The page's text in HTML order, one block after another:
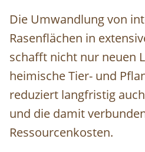
Die Umwandlung von
Rasenflächen in
schafft nicht nur neuen
heimische Tier- und
reduziert langfristig
und die damit
Ressourcenkosten.